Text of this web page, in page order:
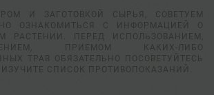
И ЗАГОТОВКОЙ СЫРЬЯ, СОВЕТУЕМ
ОЗНАКОМИТЬСЯ С ИНФОРМАЦИЕЙ О
РАСТЕНИИ. ПЕРЕД ИСПОЛЬЗОВАНИЕМ,
ПРИЕМОМ КАКИХ-ЛИБО
ТРАВ ОБЯЗАТЕЛЬНО ПОСОВЕТУЙТЕСЬ
СПИСОК ПРОТИВОПОКАЗАНИЙ.